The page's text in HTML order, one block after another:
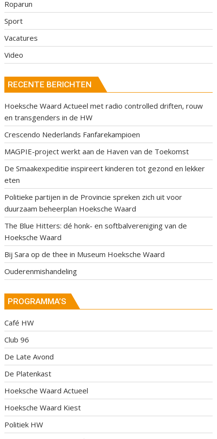
Roparun
Sport
Vacatures
Video
RECENTE BERICHTEN
Hoeksche Waard Actueel met radio controlled driften, rouw
en transgenders in de HW
Crescendo Nederlands Fanfarekampioen
MAGPIE-project werkt aan de Haven van de Toekomst
De Smaakexpeditie inspireert kinderen tot gezond en lekker
eten
Politieke partijen in de Provincie spreken zich uit voor
duurzaam beheerplan Hoeksche Waard
The Blue Hitters: dé honk- en softbalvereniging van de
Hoeksche Waard
Bij Sara op de thee in Museum Hoeksche Waard
Ouderenmishandeling
PROGRAMMA’S
Café HW
Club 96
De Late Avond
De Platenkast
Hoeksche Waard Actueel
Hoeksche Waard Kiest
Politiek HW